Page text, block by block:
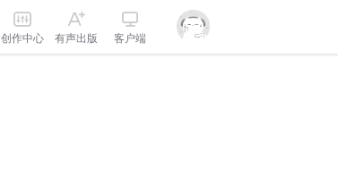
创作中心 有声出版 客户端